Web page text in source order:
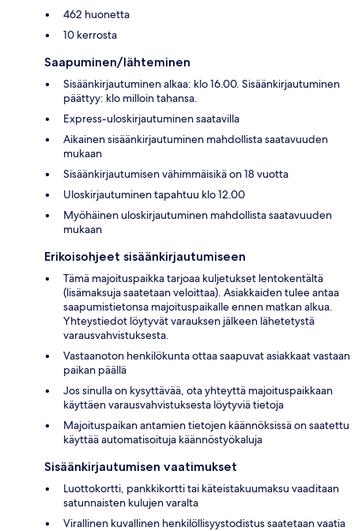
462 huonetta
10 kerrosta
Saapuminen/lähteminen
Sisäänkirjautuminen alkaa: klo 16.00. Sisäänkirjautuminen
päättyy: klo milloin tahansa.
Express-uloskirjautuminen saatavilla
Aikainen sisäänkirjautuminen mahdollista saatavuuden
mukaan
Sisäänkirjautumisen vähimmäisikä on 18 vuotta
Uloskirjautuminen tapahtuu klo 12.00
Myöhäinen uloskirjautuminen mahdollista saatavuuden
mukaan
Erikoisohjeet sisäänkirjautumiseen
Tämä majoituspaikka tarjoaa kuljetukset lentokentältä
(lisämaksuja saatetaan veloittaa). Asiakkaiden tulee antaa
saapumistietonsa majoituspaikalle ennen matkan alkua.
Yhteystiedot löytyvät varauksen jälkeen lähetetystä
varausvahvistuksesta.
Vastaanoton henkilökunta ottaa saapuvat asiakkaat vastaan
paikan päällä
Jos sinulla on kysyttävää, ota yhteyttä majoituspaikkaan
käyttäen varausvahvistuksesta löytyviä tietoja
Majoituspaikan antamien tietojen käännöksissä on saatettu
käyttää automatisoituja käännöstyökaluja
Sisäänkirjautumisen vaatimukset
Luottokortti, pankkikortti tai käteistakuumaksu vaaditaan
satunnaisten kulujen varalta
Virallinen kuvallinen henkilöllisyystodistus saatetaan vaatia